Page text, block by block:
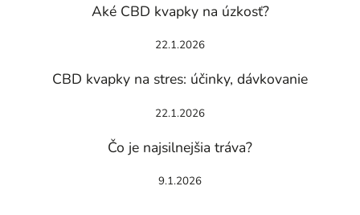
Aké CBD kvapky na úzkosť?
22.1.2026
CBD kvapky na stres: účinky, dávkovanie
22.1.2026
Čo je najsilnejšia tráva?
9.1.2026